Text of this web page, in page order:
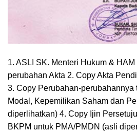
1. ASLI SK. Menteri Hukum &
perubahan Akta 2. Copy Akta
3. Copy Perubahan-perubahannya
Modal, Kepemilikan Saham dan
diperlihatkan) 4. Copy Ijin
BKPM untuk PMA/PMDN (asli